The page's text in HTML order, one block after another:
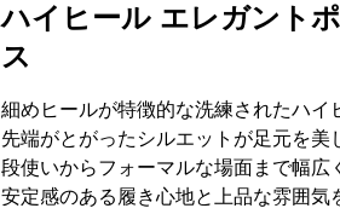
ハイヒール エレガント
ス
細めヒールが特徴的な洗練されたハイ
先端がとがったシルエットが足元を
段使いからフォーマルな場面まで幅広
安定感のある履き心地と上品な雰囲気